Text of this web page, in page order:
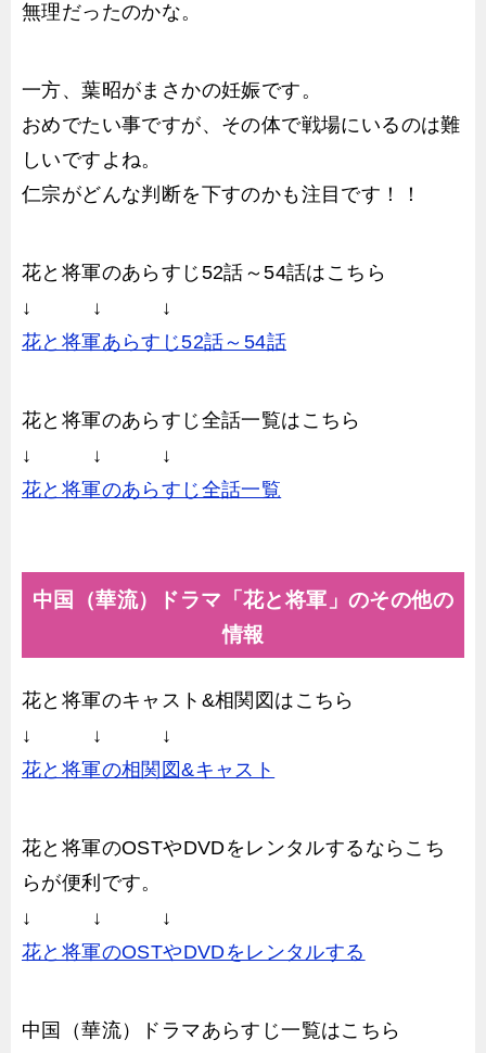
無理だったのかな。
一方、葉昭がまさかの妊娠です。
おめでたい事ですが、その体で戦場にいるのは難
しいですよね。
仁宗がどんな判断を下すのかも注目です！！
花と将軍のあらすじ52話～54話はこちら
↓ ↓ ↓
花と将軍あらすじ52話～54話
花と将軍のあらすじ全話一覧はこちら
↓ ↓ ↓
花と将軍のあらすじ全話一覧
中国（華流）ドラマ「花と将軍」のその他の
情報
花と将軍のキャスト&相関図はこちら
↓ ↓ ↓
花と将軍の相関図&キャスト
花と将軍のOSTやDVDをレンタルするならこち
らが便利です。
↓ ↓ ↓
花と将軍のOSTやDVDをレンタルする
中国（華流）ドラマあらすじ一覧はこちら